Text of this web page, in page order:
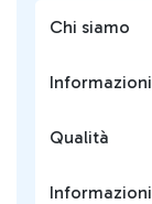
Chi siamo
Qualità